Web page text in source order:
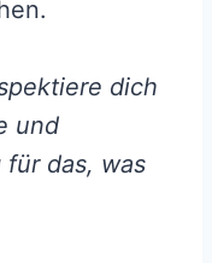
dich
und
das, was